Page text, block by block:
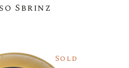
Sbrinz
Sold